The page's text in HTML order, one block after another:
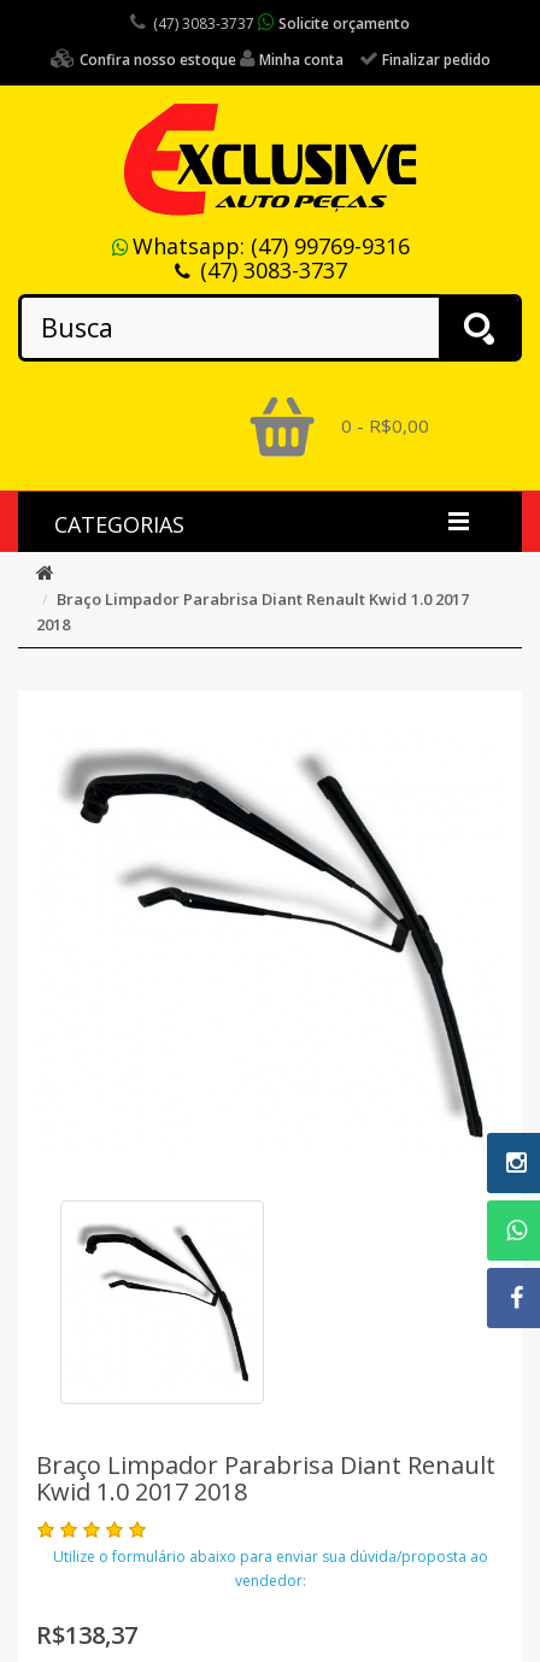
(47) 3083-3737
Solicite orçamento
Confira nosso estoque
Minha conta Finalizar pedido
Whatsapp: (47) 99769-9316
(47) 3083-3737
0 - R$0,00
CATEGORIAS
Braço Limpador Parabrisa Diant Renault Kwid 1.0 2017
2018
Braço Limpador Parabrisa Diant Renault
Kwid 1.0 2017 2018
Utilize o formulário abaixo para enviar sua dúvida/proposta ao
vendedor:
R$138,37